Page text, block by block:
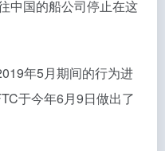
中国的船公司停止在这
年5月期间的行为进
于今年6月9日做出了